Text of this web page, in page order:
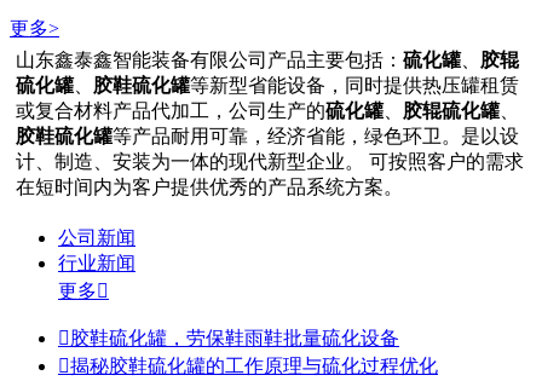
更多>
山东鑫泰鑫智能装备有限公司产品主要包括： 硫化罐、 胶辊
硫化罐、 胶鞋硫化罐等新型省能设备，同时提供热压罐租赁
或复合材料产品代加工，公司生产的硫化罐、 胶辊硫化罐、
胶鞋硫化罐等产品耐用可靠，经济省能，绿色环卫。是以设
计、制造、安装为一体的现代新型企业。 可按照客户的需求
在短时间内为客户提供优秀的产品系统方案。
公司新闻
行业新闻
更多
胶鞋硫化罐，劳保鞋雨鞋批量硫化设备
揭秘胶鞋硫化罐的工作原理与硫化过程优化